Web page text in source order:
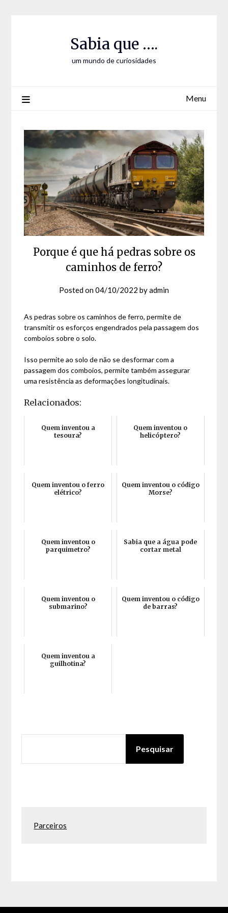
Sabia que ….
um mundo de curiosidades
Menu
Porque é que há pedras sobre os
caminhos de ferro?
Posted on04/10/2022 byadmin
As pedras sobre os caminhos de ferro, permite de
transmitir os esforços engendrados pela passagem dos
comboios sobre o solo.
Isso permite ao solo de não se desformar com a
passagem dos comboios, permite também assegurar
uma resistência as deformações longitudinais.
Relacionados:
Quem inventou a
tesoura?
Quem inventou o
helicóptero?
Quem inventou o ferro
elétrico?
Quem inventou o código
Morse?
Quem inventou o
parquimetro?
Sabia que a água pode
cortar metal
Quem inventou o
submarino?
Quem inventou o código
de barras?
Quem inventou a
guilhotina?
Pesquisar
Parceiros